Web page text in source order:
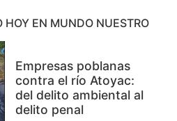
HOY EN MUNDO NUESTRO
Empresas poblanas
contra el río Atoyac:
del delito ambiental al
delito penal